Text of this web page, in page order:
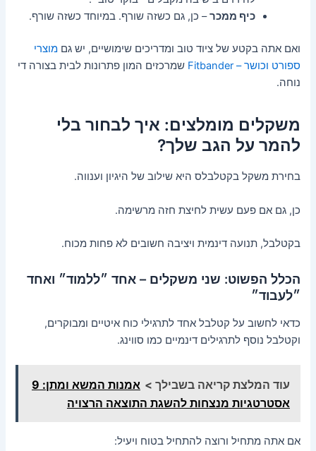
כיף ממכר– כן, גם כשזה שורף. במיוחד כשזה שורף.
ואם אתה בקטע של ציוד טוב ומדריכים שימושיים, יש גםמוצרי
ספורט וכושר – Fitbander
שמרכזים המון פתרונות לבית בצורה די
נוחה.
משקלים מומלצים: איך לבחור בלי
להמר על הגב שלך?
בחירת משקל בקטלבלס היא שילוב של היגיון וענווה.
כן, גם אם פעם עשית לחיצת חזה מרשימה.
בקטלבל, תנועה דינמית ויציבה חשובים לא פחות מכוח.
הכלל הפשוט: שני משקלים – אחד ״ללמוד״ ואחד
״לעבוד״
כדאי לחשוב על קטלבל אחד לתרגילי כוח איטיים ומבוקרים,
וקטלבל נוסף לתרגילים דינמיים כמו סווינג.
עוד המלצת קריאה בשבילך >
אמנות המשא ומתן: 9
אסטרטגיות מנצחות להשגת התוצאה הרצויה
אם אתה מתחיל ורוצה להתחיל בטוח ויעיל: